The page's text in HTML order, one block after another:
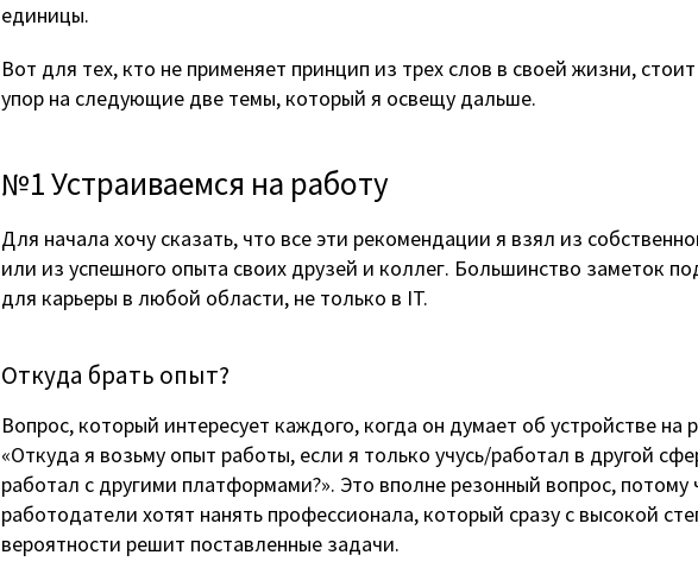
единицы.
Вот для тех, кто не применяет принцип из трех слов в своей жизни,
упор на следующие две темы, который я освещу дальше.
№1 Устраиваемся на работу
Для начала хочу сказать, что все эти рекомендации я взял из
или из успешного опыта своих друзей и коллег. Большинство заметок
для карьеры в любой области, не только в IT.
Откуда брать опыт?
Вопрос, который интересует каждого, когда он думает об устройстве на
«Откуда я возьму опыт работы, если я только учусь/работал в другой
работал с другими платформами?». Это вполне резонный вопрос, потому
работодатели хотят нанять профессионала, который сразу с высокой
вероятности решит поставленные задачи.